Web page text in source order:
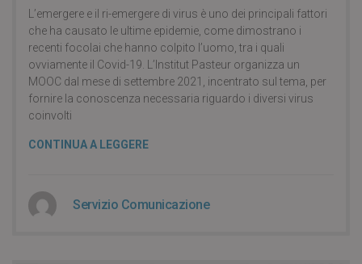
L’emergere e il ri-emergere di virus è uno dei principali fattori
che ha causato le ultime epidemie, come dimostrano i
recenti focolai che hanno colpito l’uomo, tra i quali
ovviamente il Covid-19. L’Institut Pasteur organizza un
MOOC dal mese di settembre 2021, incentrato sul tema, per
fornire la conoscenza necessaria riguardo i diversi virus
coinvolti
CONTINUA A LEGGERE
Servizio Comunicazione